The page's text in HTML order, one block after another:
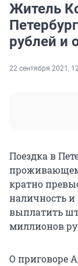
Житель
рублей и
22 сентября 2021,
Поездка в
кратно
наличность
выплатить
миллионов
О приговоре